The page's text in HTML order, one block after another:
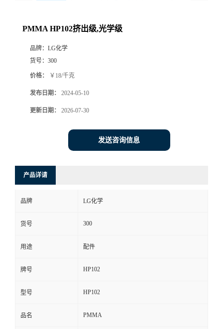
PMMA HP102挤出级,光学级
品牌： LG化学
货号： 300
价格： ￥18/千克
发布日期： 2024-05-10
更新日期： 2026-07-30
发送咨询信息
产品详请
品牌 LG化学
货号 300
用途 配件
牌号 HP102
型号 HP102
品名 PMMA